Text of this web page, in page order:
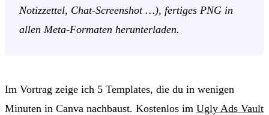
Notizzettel, Chat-Screenshot …), fertiges PNG in
allen Meta-Formaten herunterladen.
Im Vortrag zeige ich 5 Templates, die du in wenigen
Minuten in Canva nachbaust. Kostenlos im Ugly Ads Vault